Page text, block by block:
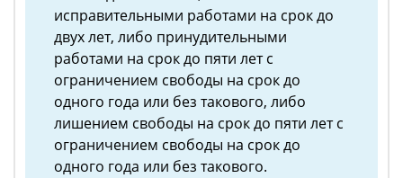
исправительными работами на срок до
двух лет, либо принудительными
работами на срок до пяти лет с
ограничением свободы на срок до
одного года или без такового, либо
лишением свободы на срок до пяти лет с
ограничением свободы на срок до
одного года или без такового.